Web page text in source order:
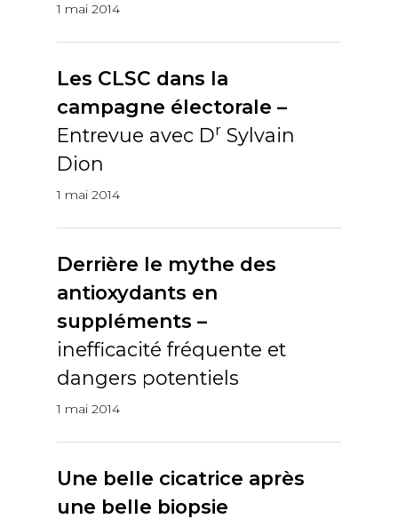
1 mai 2014
Les CLSC dans la
campagne électorale –
Entrevue avec Dr Sylvain
Dion
1 mai 2014
Derrière le mythe des
antioxydants en
suppléments –
inefficacité fréquente et
dangers potentiels
1 mai 2014
Une belle cicatrice après
une belle biopsie